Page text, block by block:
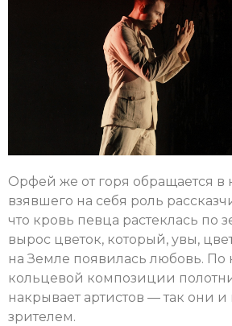
Орфей же от горя обращается в
взявшего на себя роль
что кровь певца растеклась по
вырос цветок, который, увы,
на Земле появилась любовь. По
кольцевой композиции
накрывает артистов — так они
зрителем.